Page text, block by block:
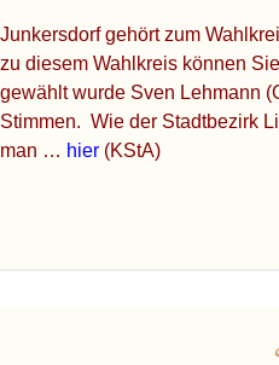
Junkersdorf gehört zum
zu diesem Wahlkreis können
gewählt wurde Sven Lehmann
Stimmen. Wie der Stadtbezirk
man … hier (KStA)